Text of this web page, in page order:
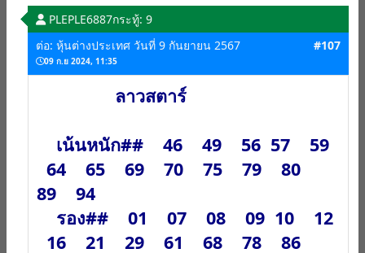
PLEPLE6887กระทู้: 9
ต่อ: หุ้นต่างประเทศ วันที่ 9 กันยายน 2567
09 ก.ย 2024, 11:35
#107
ลาวสตาร์
เน้นหนัก## 46 49 56 57 59
64 65 69 70 75 79 80
89 94
รอง## 01 07 08 09 10 12
16 21 29 61 68 78 86